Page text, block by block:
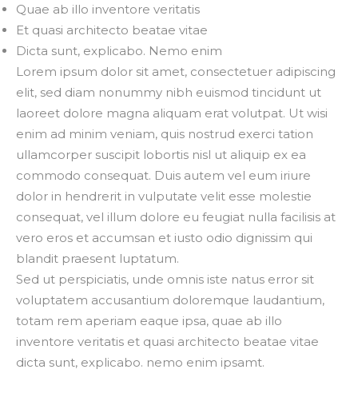
Quae ab illo inventore veritatis
Et quasi architecto beatae vitae
Dicta sunt, explicabo. Nemo enim
Lorem ipsum dolor sit amet, consectetuer adipiscing
elit, sed diam nonummy nibh euismod tincidunt ut
laoreet dolore magna aliquam erat volutpat. Ut wisi
enim ad minim veniam, quis nostrud exerci tation
ullamcorper suscipit lobortis nisl ut aliquip ex ea
commodo consequat. Duis autem vel eum iriure
dolor in hendrerit in vulputate velit esse molestie
consequat, vel illum dolore eu feugiat nulla facilisis at
vero eros et accumsan et iusto odio dignissim qui
blandit praesent luptatum.
Sed ut perspiciatis, unde omnis iste natus error sit
voluptatem accusantium doloremque laudantium,
totam rem aperiam eaque ipsa, quae ab illo
inventore veritatis et quasi architecto beatae vitae
dicta sunt, explicabo. nemo enim ipsamt.